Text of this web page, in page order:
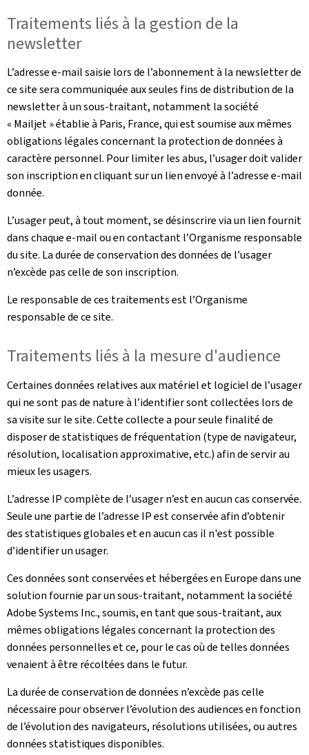
Traitements liés à la gestion de la
newsletter
L’adresse e-mail saisie lors de l’abonnement à la newsletter de
ce site sera communiquée aux seules fins de distribution de la
newsletter à un sous-traitant, notamment la société
« Mailjet » établie à Paris, France, qui est soumise aux mêmes
obligations légales concernant la protection de données à
caractère personnel. Pour limiter les abus, l’usager doit valider
son inscription en cliquant sur un lien envoyé à l’adresse e-mail
donnée.
L’usager peut, à tout moment, se désinscrire via un lien fournit
dans chaque e-mail ou en contactant l’Organisme responsable
du site. La durée de conservation des données de l’usager
n’excède pas celle de son inscription.
Le responsable de ces traitements est l’Organisme
responsable de ce site.
Traitements liés à la mesure d'audience
Certaines données relatives aux matériel et logiciel de l’usager
qui ne sont pas de nature à l’identifier sont collectées lors de
sa visite sur le site. Cette collecte a pour seule finalité de
disposer de statistiques de fréquentation (type de navigateur,
résolution, localisation approximative, etc.) afin de servir au
mieux les usagers.
L’adresse IP complète de l’usager n’est en aucun cas conservée.
Seule une partie de l’adresse IP est conservée afin d’obtenir
des statistiques globales et en aucun cas il n'est possible
d’identifier un usager.
Ces données sont conservées et hébergées en Europe dans une
solution fournie par un sous-traitant, notamment la société
Adobe Systems Inc., soumis, en tant que sous-traitant, aux
mêmes obligations légales concernant la protection des
données personnelles et ce, pour le cas où de telles données
venaient à être récoltées dans le futur.
La durée de conservation de données n’excède pas celle
nécessaire pour observer l’évolution des audiences en fonction
de l’évolution des navigateurs, résolutions utilisées, ou autres
données statistiques disponibles.